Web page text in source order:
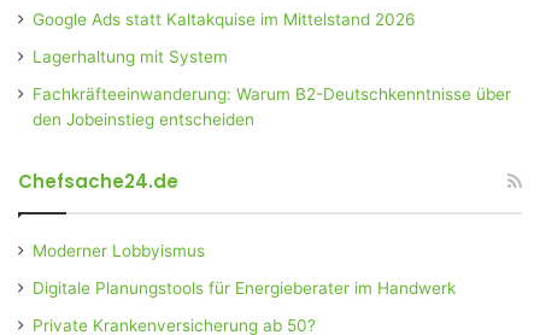
Google Ads statt Kaltakquise im Mittelstand 2026
Lagerhaltung mit System
Fachkräfteeinwanderung: Warum B2-Deutschkenntnisse über
den Jobeinstieg entscheiden
Chefsache24.de
Moderner Lobbyismus
Digitale Planungstools für Energieberater im Handwerk
Private Krankenversicherung ab 50?